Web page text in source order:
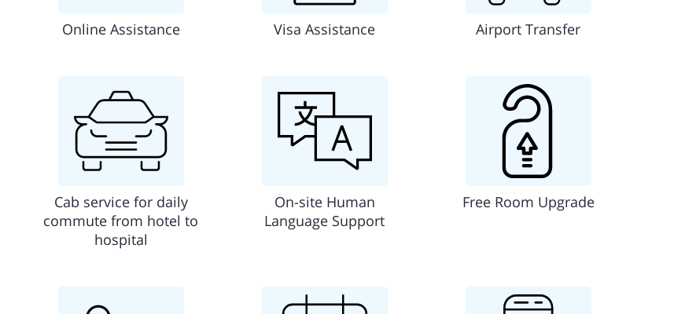
Online Assistance Visa Assistance Airport Transfer
Cab service for daily
commute from hotel to
hospital
On-site Human
Language Support
Free Room Upgrade